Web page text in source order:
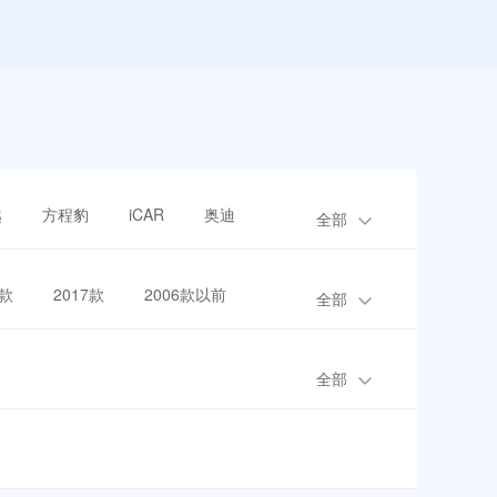
方程豹 iCAR 奥迪 全部
2017款 2006款以前 全部
全部